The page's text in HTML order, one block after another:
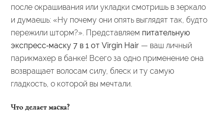
после окрашивания или укладки смотришь в зеркало
и думаешь: «Ну почему они опять выглядят так, будто
пережили шторм?». Представляем питательную
экспресс‑маску 7 в 1 от Virgin Hair— ваш личный
парикмахер в банке! Всего за одно применение она
возвращает волосам силу, блеск и ту самую
гладкость, о которой вы мечтали.
Что делает маска?